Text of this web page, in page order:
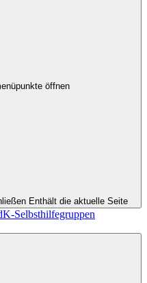
öffnen
Enthält die aktuelle Seite
Selbsthilfegruppen